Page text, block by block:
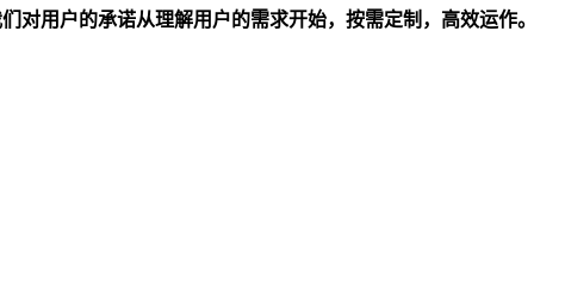
对用户的承诺从理解用户的需求开始，按需定制，高效运作。